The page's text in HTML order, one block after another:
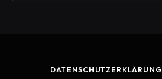
m
DATENSCHUTZERKLÄRUNG